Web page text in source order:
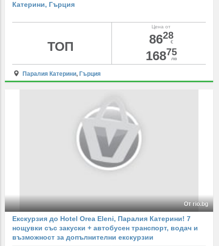
Катерини, Гърция
Цена от
8628
€
16875
лв
ТОП
Паралия Катерини, Гърция
От rio.bg
Екскурзия до Hotel Orea Eleni, Паралия Катерини! 7
нощувки със закуски + автобусен транспорт, водач и
възможност за допълнителни екскурзии